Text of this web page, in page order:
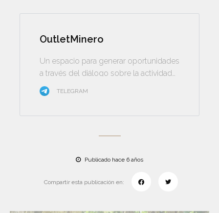
OutletMinero
Un espacio para generar oportunidades
a través del diálogo sobre la actividad
minera
TELEGRAM
Publicado hace 6 años
Compartir esta publicación en: